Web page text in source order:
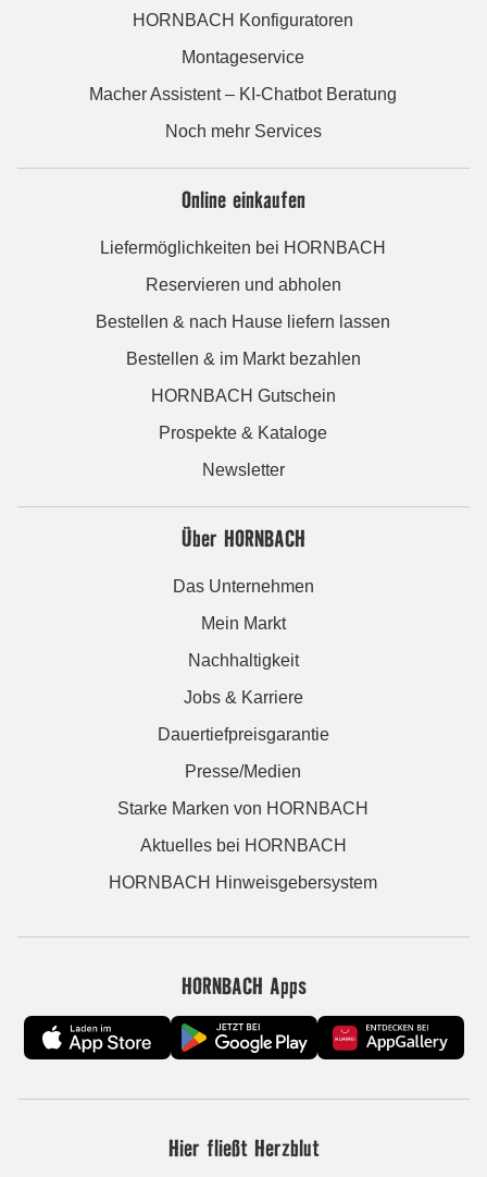
HORNBACH Konfiguratoren
Montageservice
Macher Assistent – KI-Chatbot Beratung
Noch mehr Services
Online einkaufen
Liefermöglichkeiten bei HORNBACH
Reservieren und abholen
Bestellen & nach Hause liefern lassen
Bestellen & im Markt bezahlen
HORNBACH Gutschein
Prospekte & Kataloge
Newsletter
Über HORNBACH
Das Unternehmen
Mein Markt
Nachhaltigkeit
Jobs & Karriere
Dauertiefpreisgarantie
Presse/Medien
Starke Marken von HORNBACH
Aktuelles bei HORNBACH
HORNBACH Hinweisgebersystem
HORNBACH Apps
Hier fließt Herzblut